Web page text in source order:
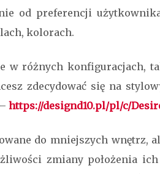
od preferencji
kolorach.
w różnych konfiguracjach,
zdecydować się na
https://designd10.pl/pl/c/
do mniejszych wnętrz,
zmiany położenia